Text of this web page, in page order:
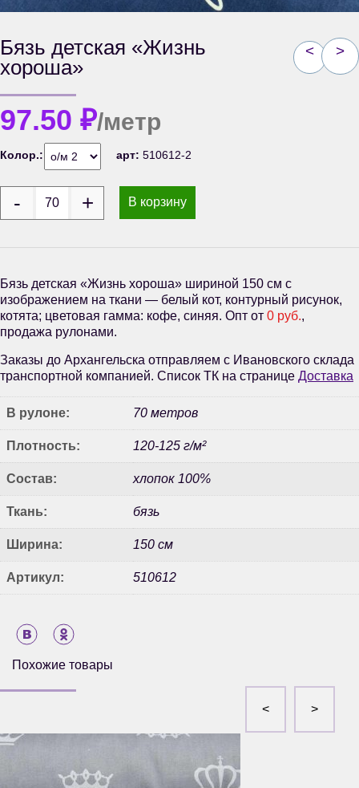
< >
Бязь детская «Жизнь
хороша»
97.50 ₽/метр
Колор.: арт: 510612-2
В корзину
Бязь детская «Жизнь хороша» шириной 150 см с
изображением на ткани — белый кот, контурный рисунок,
котята; цветовая гамма: кофе, синяя. Опт от 0 руб.,
продажа рулонами.
Заказы до Архангельска отправляем с Ивановского склада
транспортной компанией. Список ТК на странице Доставка
В рулоне: 70 метров
Плотность: 120-125 г/м²
Состав: хлопок 100%
Ткань: бязь
Ширина: 150 см
Артикул: 510612
Похожие товары